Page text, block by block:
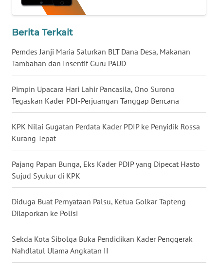
Berita Terkait
Pemdes Janji Maria Salurkan BLT Dana Desa, Makanan
Tambahan dan Insentif Guru PAUD
Pimpin Upacara Hari Lahir Pancasila, Ono Surono
Tegaskan Kader PDI-Perjuangan Tanggap Bencana
KPK Nilai Gugatan Perdata Kader PDIP ke Penyidik Rossa
Kurang Tepat
Pajang Papan Bunga, Eks Kader PDIP yang Dipecat Hasto
Sujud Syukur di KPK
Diduga Buat Pernyataan Palsu, Ketua Golkar Tapteng
Dilaporkan ke Polisi
Sekda Kota Sibolga Buka Pendidikan Kader Penggerak
Nahdlatul Ulama Angkatan II
MALUKU
WN
MALUT
WN
DAIRI
WN
DANAU
TOBA
WN
WN
LANGKAT
TAPANULI